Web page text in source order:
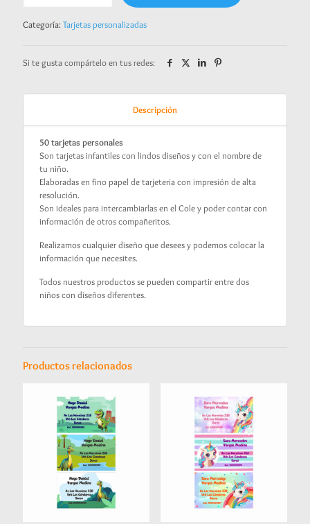
Cars
Categoría: Tarjetas personalizadas
Si te gusta compártelo en tus redes:
Descripción
50 tarjetas personales
Son tarjetas infantiles con lindos diseños y con el nombre de
tu niño.
Elaboradas en fino papel de tarjeteria con impresión de alta
resolución.
Son ideales para intercambiarlas en el Cole y poder contar con
información de otros compañeritos.
Realizamos cualquier diseño que desees y podemos colocar la
información que necesites.
Todos nuestros productos se pueden compartir entre dos
niños con diseños diferentes.
Productos relacionados